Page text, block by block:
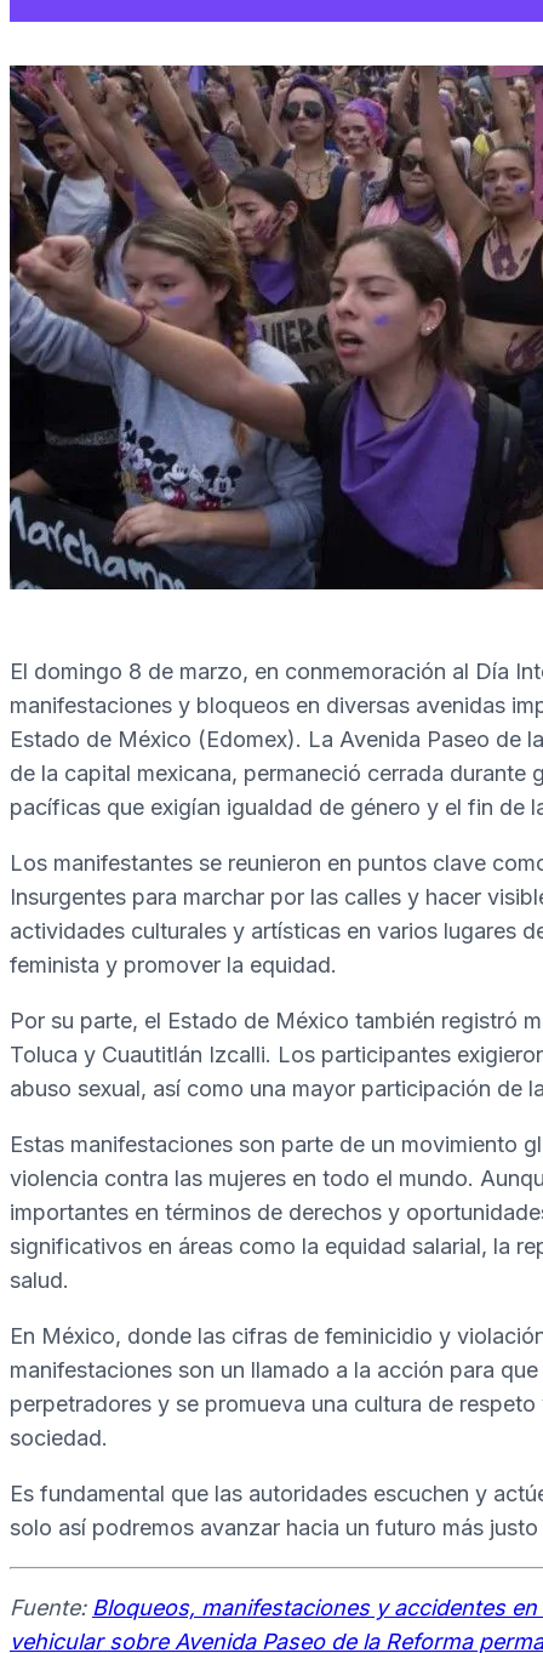
El domingo 8 de marzo, en conmemoración al Día
manifestaciones y bloqueos en diversas avenidas
Estado de México (Edomex). La Avenida Paseo de
de la capital mexicana, permaneció cerrada
pacíficas que exigían igualdad de género y el fin de
Los manifestantes se reunieron en puntos clave
Insurgentes para marchar por las calles y hacer
actividades culturales y artísticas en varios lugares
feminista y promover la equidad.
Por su parte, el Estado de México también registró
Toluca y Cuautitlán Izcalli. Los participantes
abuso sexual, así como una mayor participación de
Estas manifestaciones son parte de un movimiento
violencia contra las mujeres en todo el mundo.
importantes en términos de derechos y
significativos en áreas como la equidad salarial, la
salud.
En México, donde las cifras de feminicidio y
manifestaciones son un llamado a la acción para
perpetradores y se promueva una cultura de
sociedad.
Es fundamental que las autoridades escuchen y
solo así podremos avanzar hacia un futuro más justo
Fuente: Bloqueos, manifestaciones y accidentes
vehicular sobre Avenida Paseo de la Reforma